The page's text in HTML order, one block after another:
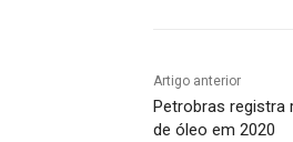
Artigo anterior
Petrobras registra
de óleo em 2020